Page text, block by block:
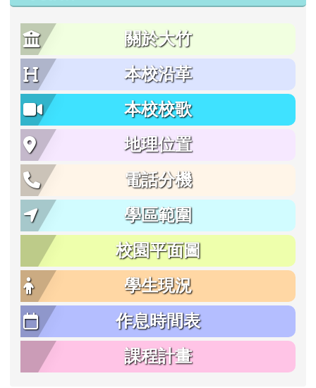
關於大竹
本校沿革
本校校歌
地理位置
電話分機
學區範圍
校園平面圖
學生現況
作息時間表
課程計畫